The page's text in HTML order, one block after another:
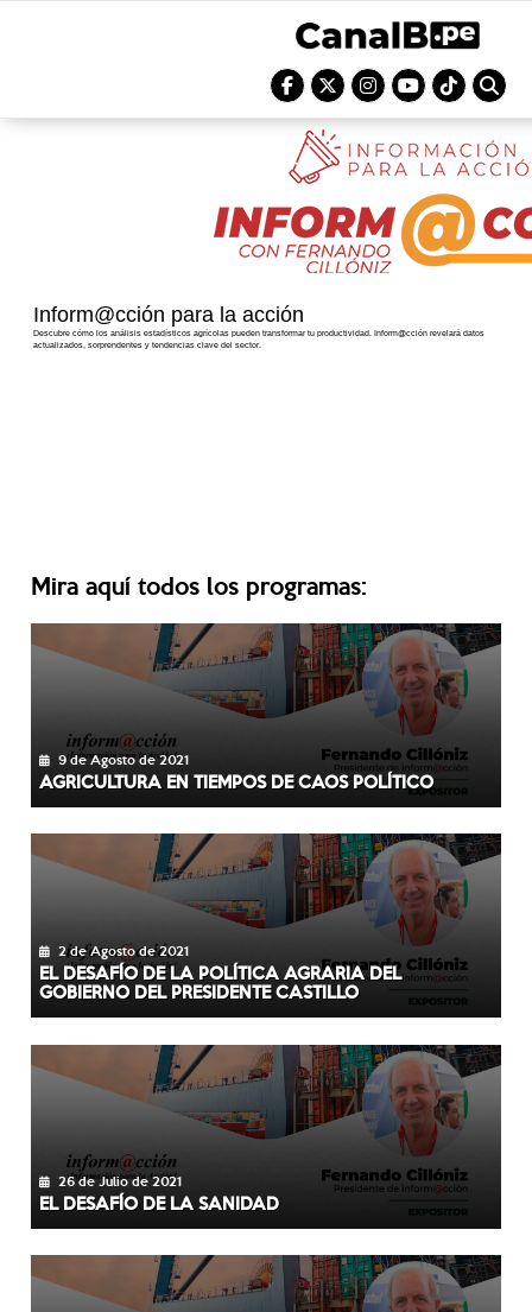
Inform@cción para la acción
Descubre cómo los análisis estadísticos agrícolas pueden transformar tu productividad. Inform@cción revelará datos
actualizados, sorprendentes y tendencias clave del sector.
Mira aquí todos los programas:
9 de Agosto de 2021
AGRICULTURA EN TIEMPOS DE CAOS POLÍTICO
2 de Agosto de 2021
EL DESAFÍO DE LA POLÍTICA AGRARIA DEL
GOBIERNO DEL PRESIDENTE CASTILLO
26 de Julio de 2021
EL DESAFÍO DE LA SANIDAD